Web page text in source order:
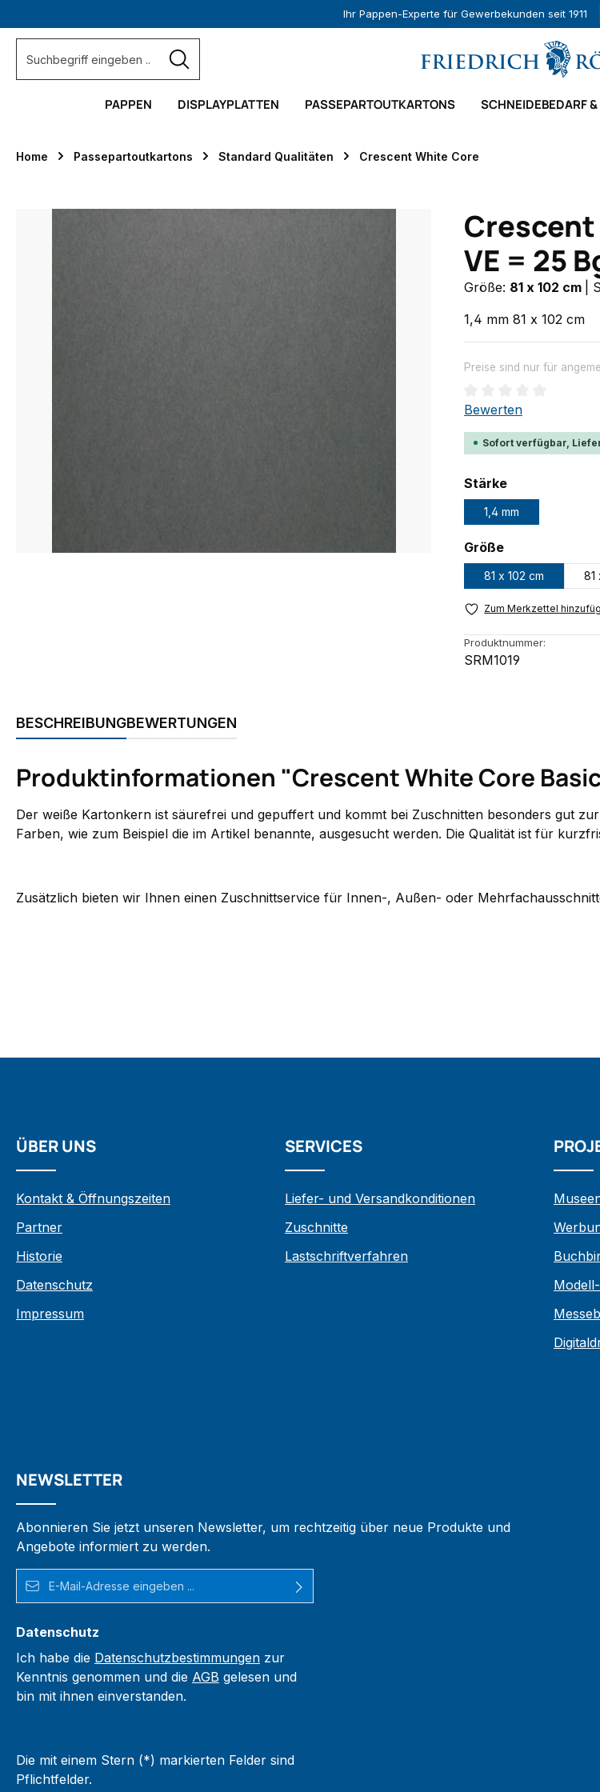
Ihr Pappen-Experte für Gewerbekunden seit 1911
PAPPEN DISPLAYPLATTEN PASSEPARTOUTKARTONS SCHNEIDEBEDARF
Home Passepartoutkartons Standard Qualitäten Crescent White Core
VE = 25
Größe: 81 x 102 cm
1,4 mm 81 x 102 cm
Preise sind nur für
Durchschnittliche
Bewerten
Sofort verfügbar,
Stärkeauswählen
1,4 mm
Größeauswählen
81 x 102 cm 81
Zum Merkzettel
Produktnummer:
SRM1019
BESCHREIBUNGBEWERTUNGEN
Produktinformationen "Crescent White Core
Der weiße Kartonkern ist säurefrei und gepuffert und kommt bei Zuschnitten besonders gut
Farben, wie zum Beispiel die im Artikel benannte, ausgesucht werden. Die Qualität ist für
Zusätzlich bieten wir Ihnen einen Zuschnittservice für Innen-, Außen- oder
ÜBER UNS
Kontakt & Öffnungszeiten
Partner
Historie
Datenschutz
Impressum
SERVICES
Liefer- und Versandkonditionen
Zuschnitte
Lastschriftverfahren
NEWSLETTER
Abonnieren Sie jetzt unseren Newsletter, um rechtzeitig über neue Produkte und
Angebote informiert zu werden.
E-Mail-Adresse*
Datenschutz
Ich habe die Datenschutzbestimmungen zur
Kenntnis genommen und die AGB gelesen und
bin mit ihnen einverstanden.
Die mit einem Stern (*) markierten Felder sind
Pflichtfelder.